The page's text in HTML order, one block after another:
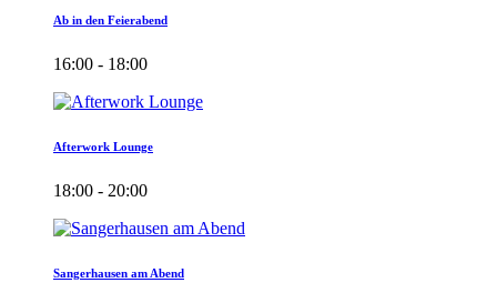
Ab in den Feierabend
16:00 - 18:00
Afterwork Lounge
18:00 - 20:00
Sangerhausen am Abend